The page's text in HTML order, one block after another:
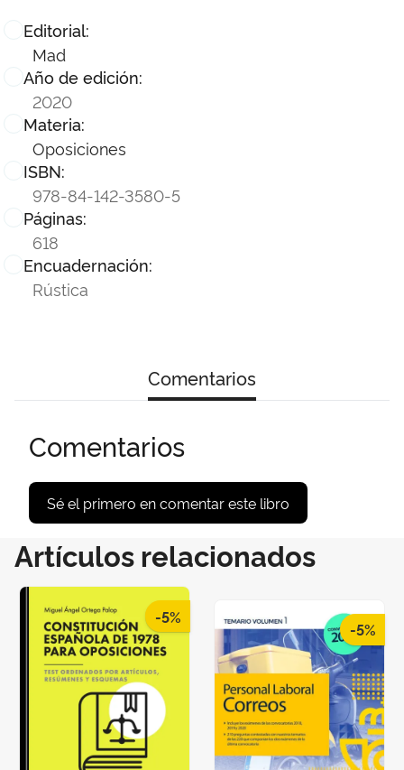
Editorial:
Mad
Año de edición:
2020
Materia:
Oposiciones
ISBN:
978-84-142-3580-5
Páginas:
618
Encuadernación:
Rústica
Comentarios
Comentarios
Sé el primero en comentar este libro
Artículos relacionados
-5%
-5%